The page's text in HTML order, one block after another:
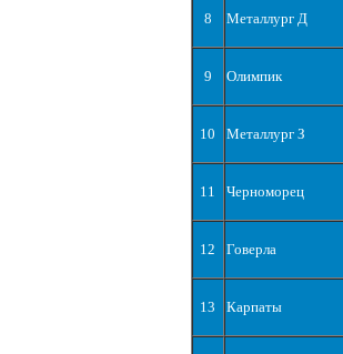
8 Металлург Д
9 Олимпик
10 Металлург З
11 Черноморец
12 Говерла
13 Карпаты